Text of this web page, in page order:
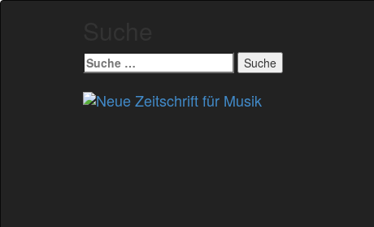
Suche
nach: